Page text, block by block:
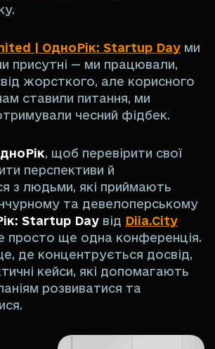
| ОдноРік: Startup Day ми
присутні — ми працювали,
жорсткого, але корисного
ставили питання, ми
чесний фідбек.
, щоб перевірити свої
перспективи й
з людьми, які приймають
та девелоперському
Startup Day від Diia.City
просто ще одна конференція.
де концентрується досвід,
кейси, які допомагають
розвиватися та